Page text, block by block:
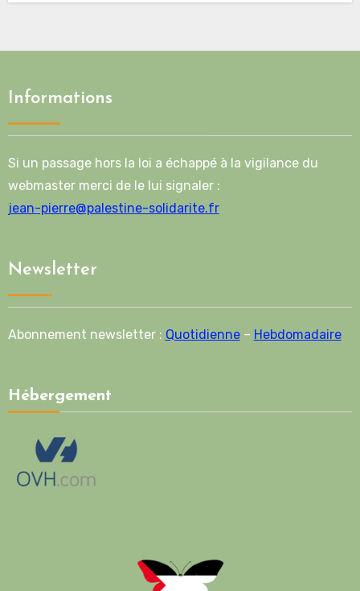
Informations
Si un passage hors la loi a échappé à la vigilance du
webmaster merci de le lui signaler :
jean-pierre@palestine-solidarite.fr
Newsletter
Abonnement newsletter : Quotidienne– Hebdomadaire
Hébergement